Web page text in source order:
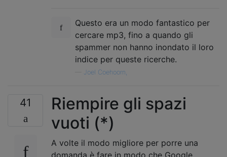
Questo era un modo fantastico per
cercare mp3, fino a quando gli
spammer non hanno inondato il loro
indice per queste ricerche.
Joel Coehoorn,
41
Riempire gli spazi
vuoti (*)
A volte il modo migliore per porre una
domanda è fare in modo che Google